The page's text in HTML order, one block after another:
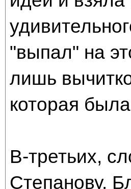
"выпал" на
лишь
которая
В-третьих,
Степанову.